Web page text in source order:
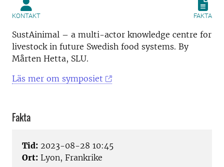
KONTAKT FAKTA
SustAinimal – a multi-actor knowledge centre for
livestock in future Swedish food systems. By
Mårten Hetta, SLU.
Läs mer om symposiet
Fakta
Tid: 2023-08-28 10:45
Ort: Lyon, Frankrike